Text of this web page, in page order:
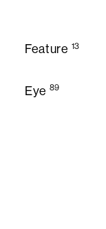
Feature 13
Eye 89